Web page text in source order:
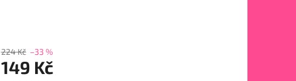
224 Kč –33 %
149 Kč